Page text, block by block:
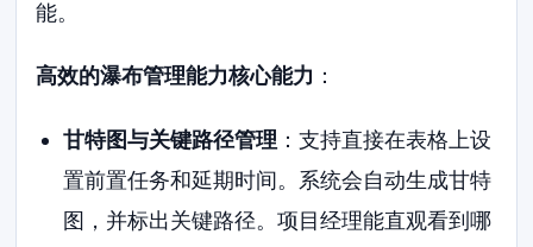
能。
高效的瀑布管理能力核心能力 ：
甘特图与关键路径管理 ：支持直接在表格上设
置前置任务和延期时间。系统会自动生成甘特
图，并标出关键路径。项目经理能直观看到哪